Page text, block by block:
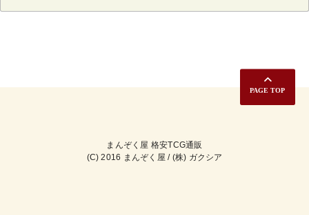
まんぞく屋 格安TCG通販
(C) 2016 まんぞく屋 / (株) ガクシア